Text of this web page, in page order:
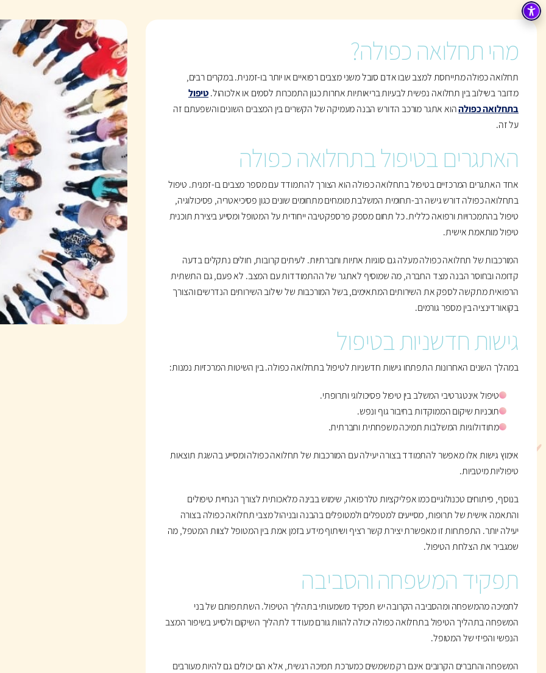
מהי תחלואה כפולה?
תחלואה כפולה מתייחסת למצב שבו אדם סובל משני מצבים רפואיים או יותר בו-זמנית. במקרים רבים,
מדובר בשילוב בין תחלואה נפשית לבעיות בריאותיות אחרות כגון התמכרות לסמים או אלכוהול.טיפול
בתחלואה כפולההוא אתגר מורכב הדורש הבנה מעמיקה של הקשרים בין המצבים השונים והשפעתם זה
על זה.
האתגרים בטיפול בתחלואה כפולה
אחד האתגרים המרכזיים בטיפול בתחלואה כפולה הוא הצורך להתמודד עם מספר מצבים בו-זמנית. טיפול
בתחלואה כפולה דורש גישה רב-תחומית המשלבת מומחים מתחומים שונים כגון פסיכיאטריה, פסיכולוגיה,
טיפול בהתמכרויות ורפואה כללית. כל תחום מספק פרספקטיבה ייחודית על המטופל ומסייע ביצירת תוכנית
טיפול מותאמת אישית.
המורכבות של תחלואה כפולה מעלה גם סוגיות אתיות וחברתיות. לעיתים קרובות, חולים נתקלים בדעה
קדומה ובחוסר הבנה מצד החברה, מה שמוסיף לאתגר של ההתמודדות עם המצב. לא פעם, גם התשתית
הרפואית מתקשה לספק את השירותים המתאימים, בשל המורכבות של שילוב השירותים הנדרשים והצורך
בקואורדינציה בין מספר גורמים.
גישות חדשניות בטיפול
במהלך השנים האחרונות התפתחו גישות חדשניות לטיפול בתחלואה כפולה. בין השיטות המרכזיות נמנות:
טיפול אינטגרטיבי המשלב בין טיפול פסיכולוגי ותרופתי.
תוכניות שיקום הממוקדות בחיבור גוף ונפש.
מתודולוגיות המשלבות תמיכה משפחתית וחברתית.
אימוץ גישות אלו מאפשר להתמודד בצורה יעילה עם המורכבות של תחלואה כפולה ומסייע בהשגת תוצאות
טיפוליות מיטביות.
בנוסף, פיתוחים טכנולוגיים כמו אפליקציות טלרפואה, שימוש בבינה מלאכותית לצורך הנחיית טיפולים
והתאמה אישית של תרופות, מסייעים למטפלים ולמטופלים בהבנה ובניהול מצבי תחלואה כפולה בצורה
יעילה יותר. התפתחות זו מאפשרת יצירת קשר רציף ושיתוף מידע בזמן אמת בין המטופל לצוות המטפל, מה
שמגביר את הצלחת הטיפול.
תפקיד המשפחה והסביבה
לתמיכה מהמשפחה ומהסביבה הקרובה יש תפקיד משמעותי בתהליך הטיפול. השתתפותם של בני
המשפחה בתהליך הטיפול בתחלואה כפולה יכולה להוות גורם מעודד לתהליך השיקום ולסייע בשיפור המצב
הנפשי והפיזי של המטופל.
המשפחה והחברים הקרובים אינם רק משמשים כמערכת תמיכה רגשית, אלא הם יכולים גם להיות מעורבים